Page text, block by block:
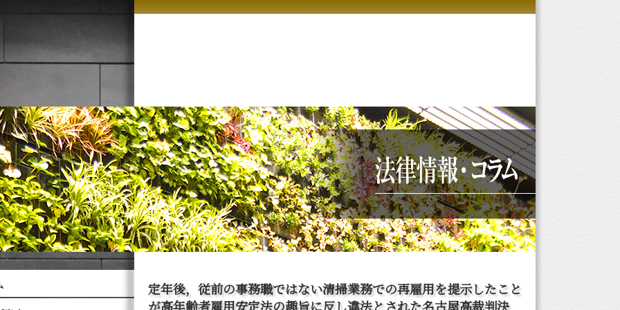
定年後，従前の事務職ではない清掃業務での再雇用を提示したこと
が高年齢者雇用安定法の趣旨に反し違法とされた名古屋高裁判決